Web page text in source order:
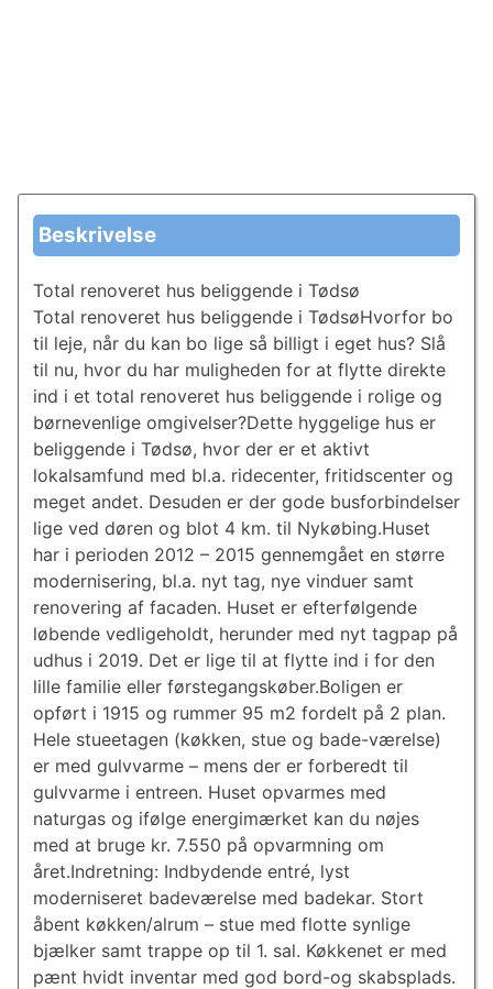
Beskrivelse
Total renoveret hus beliggende i Tødsø
Total renoveret hus beliggende i TødsøHvorfor bo
til leje, når du kan bo lige så billigt i eget hus? Slå
til nu, hvor du har muligheden for at flytte direkte
ind i et total renoveret hus beliggende i rolige og
børnevenlige omgivelser?Dette hyggelige hus er
beliggende i Tødsø, hvor der er et aktivt
lokalsamfund med bl.a. ridecenter, fritidscenter og
meget andet. Desuden er der gode bus­for­bin­del­ser
lige ved døren og blot 4 km. til Nykøbing.Huset
har i perioden 2012 – 2015 gennemgået en større
modernisering, bl.a. nyt tag, nye vinduer samt
renovering af facaden. Huset er efterfølgende
løbende vedligeholdt, herunder med nyt tagpap på
udhus i 2019. Det er lige til at flytte ind i for den
lille familie eller førs­te­gangs­kø­ber.Boligen er
opført i 1915 og rummer 95 m2 fordelt på 2 plan.
Hele stueetagen (køkken, stue og bade-værelse)
er med gulvvarme – mens der er forberedt til
gulvvarme i entreen. Huset opvarmes med
naturgas og ifølge energimærket kan du nøjes
med at bruge kr. 7.550 på opvarmning om
året.Indretning: Indbydende entré, lyst
moderniseret badeværelse med badekar. Stort
åbent køkken/alrum – stue med flotte synlige
bjælker samt trappe op til 1. sal. Køkkenet er med
pænt hvidt inventar med god bord-og skabsplads.